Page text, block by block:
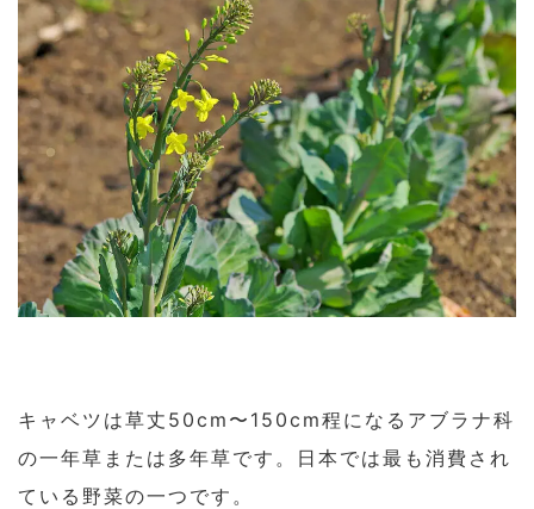
キャベツは草丈50cm〜150cm程になるアブラナ科
の一年草または多年草です。日本では最も消費され
ている野菜の一つです。